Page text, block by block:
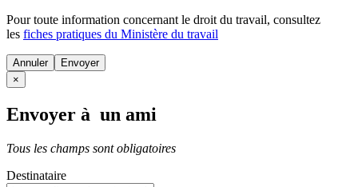
Pour toute information concernant le droit du travail, consultez
les fiches pratiques du Ministère du travail
Annuler
×
Envoyer à un ami
Tous les champs sont obligatoires
Destinataire